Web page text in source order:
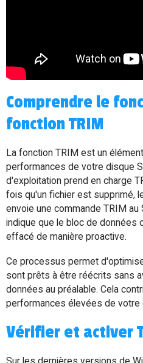
Comprendre le
fonction TRIM
La fonction TRIM est un
performances de votre disque
d'exploitation prend en charge
fois qu'un fichier est supprimé,
envoie une commande TRIM au
indique que le bloc de données
effacé de manière proactive.
Ce processus permet
sont prêts à être réécrits sans
données au préalable. Cela
performances élevées de votre
Vérifier et activer